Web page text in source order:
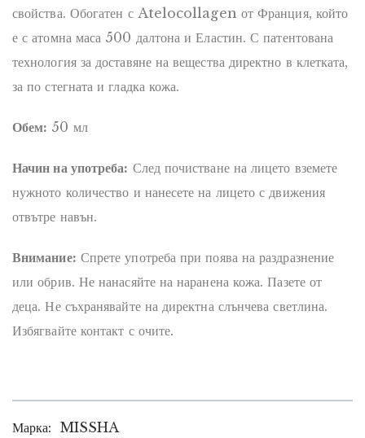
свойства. Обогатен с Atelocollagen от Франция, който
е с атомна маса 500 далтона и Еластин. С патентована
технология за доставяне на вещества директно в клетката,
за по стегната и гладка кожа.
Обем: 50 мл
Начин на употреба: След почистване на лицето вземете
нужното количество и нанесете на лицето с движения
отвътре навън.
Внимание: Спрете употреба при поява на раздразнение
или обрив. Не нанасяйте на наранена кожа. Пазете от
деца. Не съхранявайте на директна слънчева светлина.
Избягвайте контакт с очите.
Марка: MISSHA